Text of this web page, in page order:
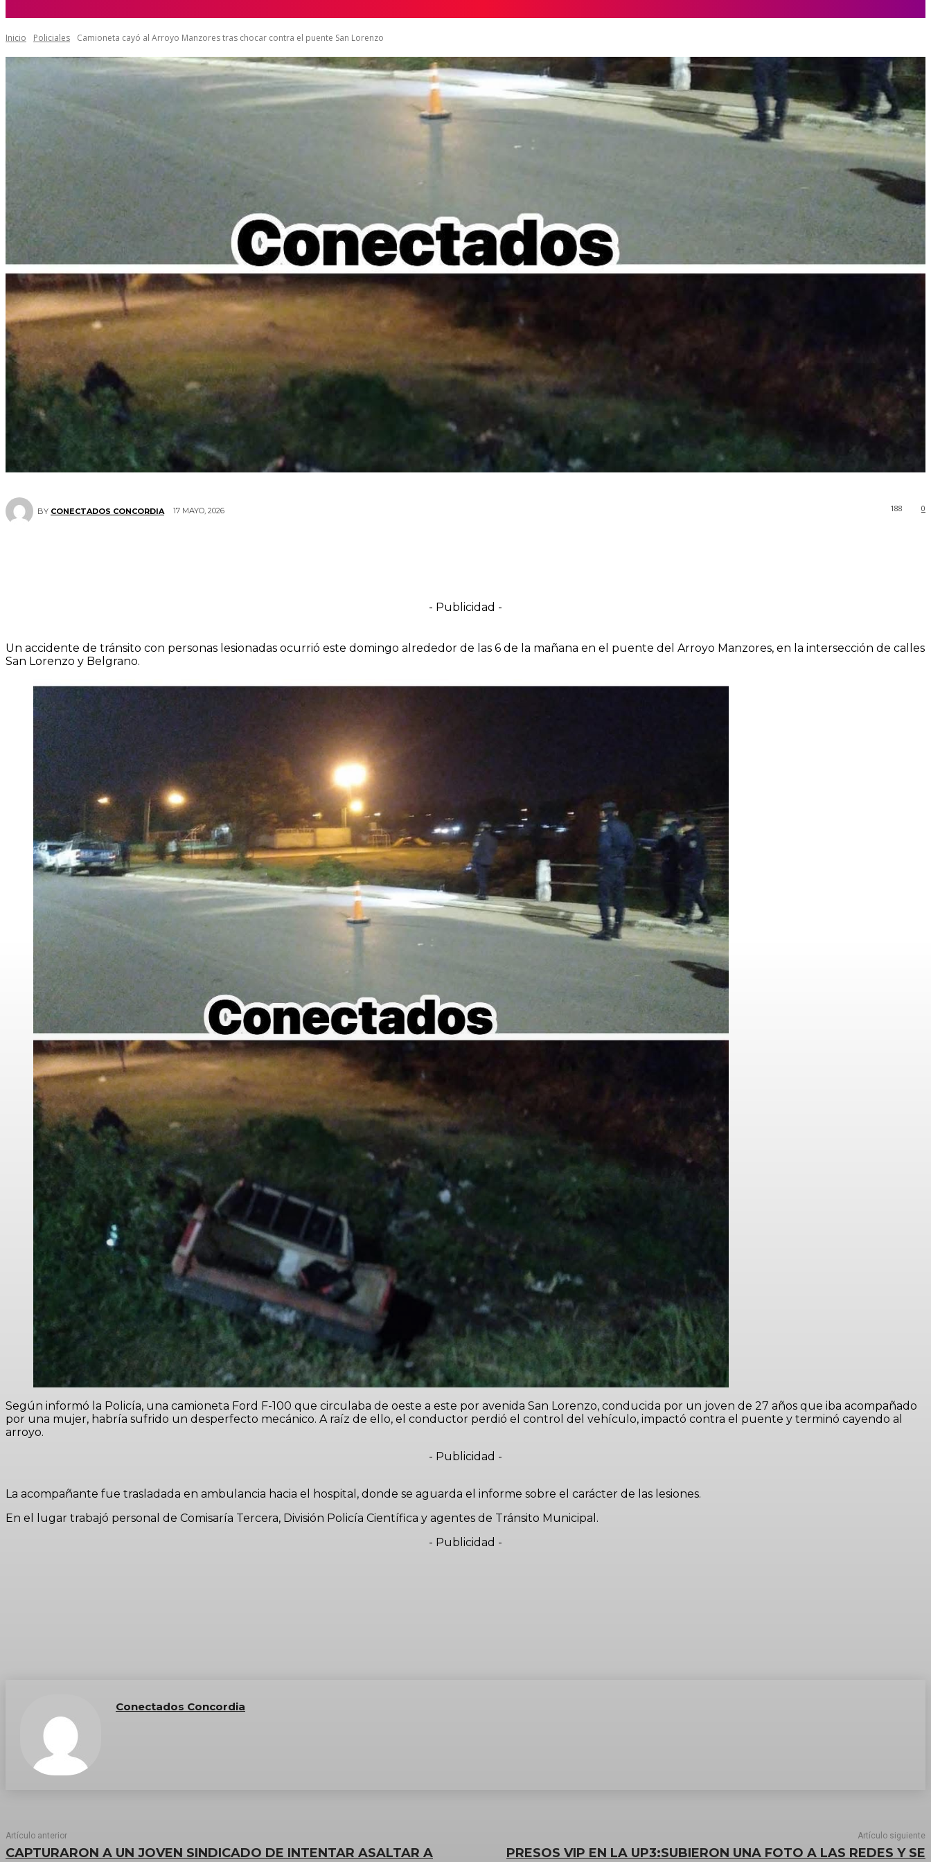
Inicio Policiales Camioneta cayó al Arroyo Manzores tras chocar contra el puente San Lorenzo
BY CONECTADOS CONCORDIA 17 MAYO, 2026 0
188
- Publicidad -
Un accidente de tránsito con personas lesionadas ocurrió este domingo alrededor de las 6 de la mañana en el puente del Arroyo Manzores, en la intersección de calles
San Lorenzo y Belgrano.
Según informó la Policía, una camioneta Ford F-100 que circulaba de oeste a este por avenida San Lorenzo, conducida por un joven de 27 años que iba acompañado
por una mujer, habría sufrido un desperfecto mecánico. A raíz de ello, el conductor perdió el control del vehículo, impactó contra el puente y terminó cayendo al
arroyo.
- Publicidad -
La acompañante fue trasladada en ambulancia hacia el hospital, donde se aguarda el informe sobre el carácter de las lesiones.
En el lugar trabajó personal de Comisaría Tercera, División Policía Científica y agentes de Tránsito Municipal.
- Publicidad -
Conectados Concordia
Artículo anterior
CAPTURARON A UN JOVEN SINDICADO DE INTENTAR ASALTAR A
Artículo siguiente
PRESOS VIP EN LA UP3:SUBIERON UNA FOTO A LAS REDES Y SE